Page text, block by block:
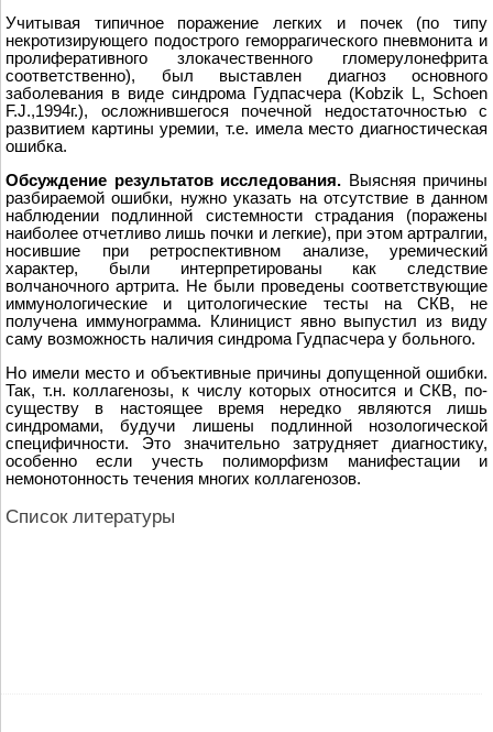
Учитывая типичное поражение легких и почек (по типу
некротизирующего подострого геморрагического пневмонита и
пролиферативного злокачественного гломерулонефрита
соответственно), был выставлен диагноз основного
заболевания в виде синдрома Гудпасчера (Kobzik L, Schoen
F.J.,1994г.), осложнившегося почечной недостаточностью с
развитием картины уремии, т.е. имела место диагностическая
ошибка.
Обсуждение результатов исследования. Выясняя причины
разбираемой ошибки, нужно указать на отсутствие в данном
наблюдении подлинной системности страдания (поражены
наиболее отчетливо лишь почки и лeгкие), при этом артралгии,
носившие при ретроспективном анализе, уремический
характер, были интерпретированы как следствие
волчаночного артрита. Не были проведены соответствующие
иммунологические и цитологические тесты на СКВ, не
получена иммунограмма. Клиницист явно выпустил из виду
саму возможность наличия синдрома Гудпасчера у больного.
Но имели место и объективные причины допущенной ошибки.
Так, т.н. коллагенозы, к числу которых относится и СКВ, по-
существу в настоящее время нередко являются лишь
синдромами, будучи лишены подлинной нозологической
специфичности. Это значительно затрудняет диагностику,
особенно если учесть полиморфизм манифестации и
немонотонность течения многих коллагенозов.
Список литературы